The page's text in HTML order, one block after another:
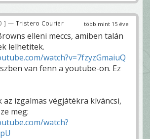
több mint 15 éve
— Tristero Courier
elleni meccs, amiben talán
lelhetitek.
watch?v=7fzyzGmaiuQ
van fenn a youtube-on. Ez
az izgalmas végjátékra kíváncsi,
meg:
watch?